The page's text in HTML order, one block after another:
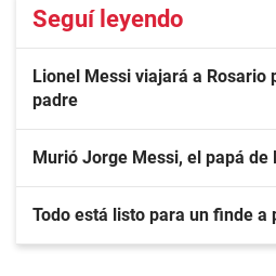
Seguí leyendo
Lionel Messi viajará a Rosario
padre
Murió Jorge Messi, el papá de
Todo está listo para un finde a